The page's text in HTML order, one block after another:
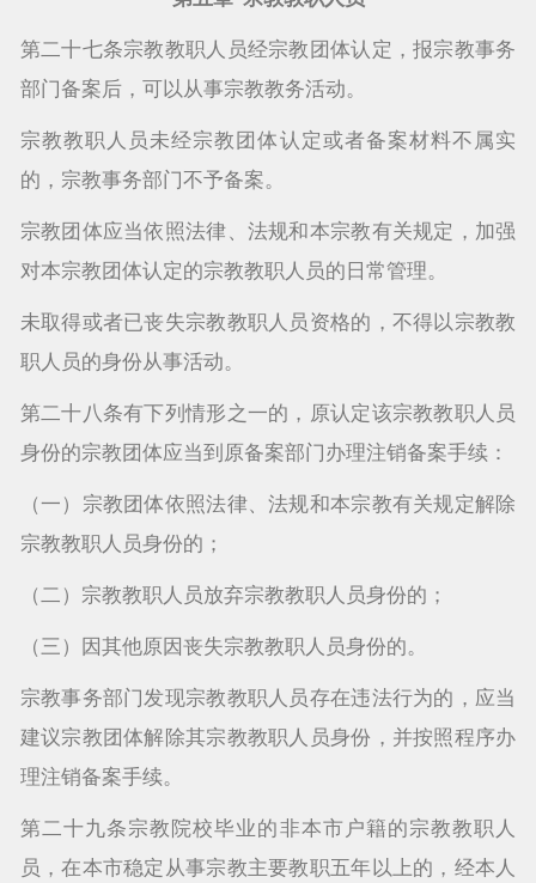
第二十七条宗教教职人员经宗教团体认定，报宗教事务
部门备案后，可以从事宗教教务活动。
宗教教职人员未经宗教团体认定或者备案材料不属实
的，宗教事务部门不予备案。
宗教团体应当依照法律、法规和本宗教有关规定，加强
对本宗教团体认定的宗教教职人员的日常管理。
未取得或者已丧失宗教教职人员资格的，不得以宗教教
职人员的身份从事活动。
第二十八条有下列情形之一的，原认定该宗教教职人员
身份的宗教团体应当到原备案部门办理注销备案手续：
（一）宗教团体依照法律、法规和本宗教有关规定解除
宗教教职人员身份的；
（二）宗教教职人员放弃宗教教职人员身份的；
（三）因其他原因丧失宗教教职人员身份的。
宗教事务部门发现宗教教职人员存在违法行为的，应当
建议宗教团体解除其宗教教职人员身份，并按照程序办
理注销备案手续。
第二十九条宗教院校毕业的非本市户籍的宗教教职人
员，在本市稳定从事宗教主要教职五年以上的，经本人